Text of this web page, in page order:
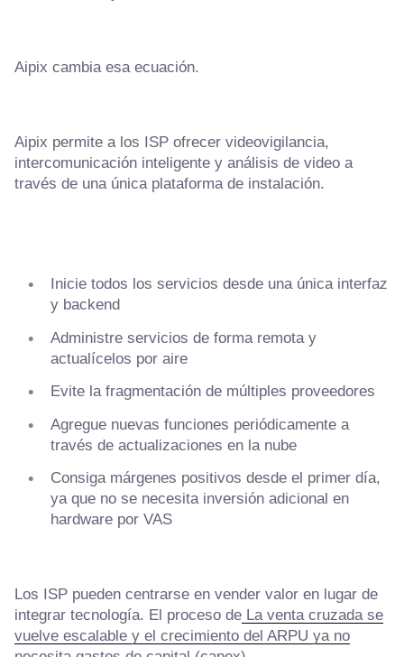
Aipix cambia esa ecuación.
Aipix permite a los ISP ofrecer videovigilancia,
intercomunicación inteligente y análisis de video a
través de una única plataforma de instalación.
Inicie todos los servicios desde una única interfaz
y backend
Administre servicios de forma remota y
actualícelos por aire
Evite la fragmentación de múltiples proveedores
Agregue nuevas funciones periódicamente a
través de actualizaciones en la nube
Consiga márgenes positivos desde el primer día,
ya que no se necesita inversión adicional en
hardware por VAS
Los ISP pueden centrarse en vender valor en lugar de
integrar tecnología. El proceso de La venta cruzada se
vuelve escalable y el crecimiento del ARPU ya no